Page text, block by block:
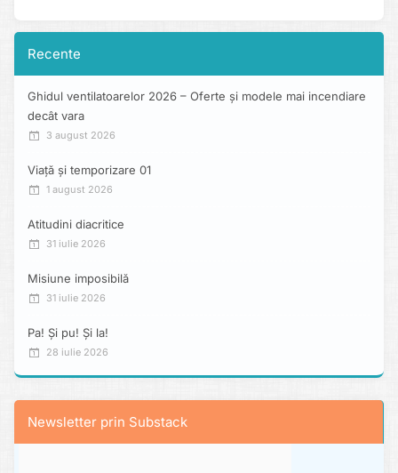
Recente
Ghidul ventilatoarelor 2026 – Oferte și modele mai incendiare
decât vara
3 august 2026
Viață și temporizare 01
1 august 2026
Atitudini diacritice
31 iulie 2026
Misiune imposibilă
31 iulie 2026
Pa! Și pu! Și la!
28 iulie 2026
Newsletter prin Substack